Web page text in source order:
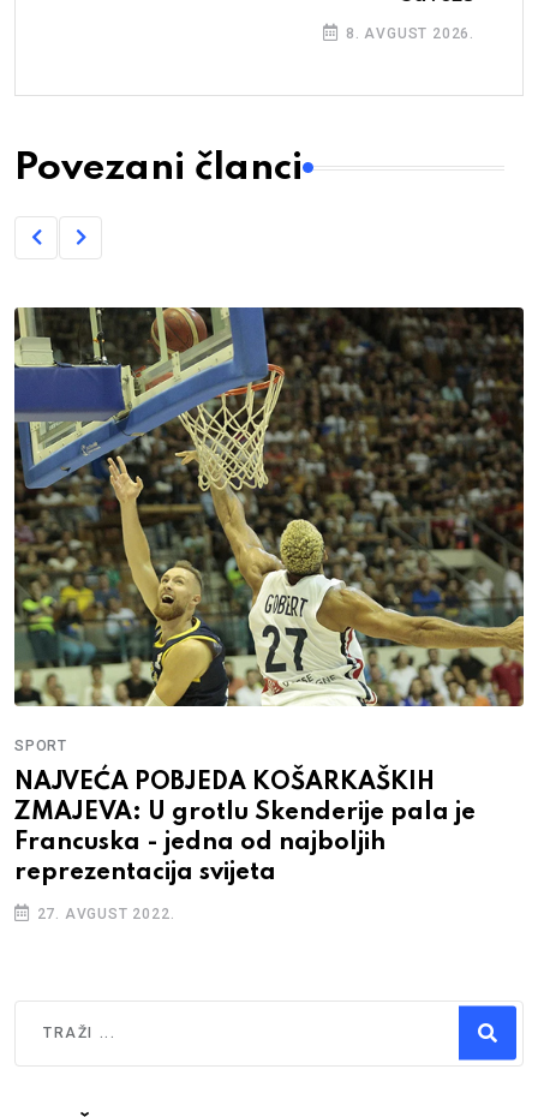
8. AVGUST 2026.
Povezani članci
SPORT
NAJVEĆA POBJEDA KOŠARKAŠKIH
ZMAJEVA: U grotlu Skenderije pala je
Francuska - jedna od najboljih
reprezentacija svijeta
27. AVGUST 2022.
Type 2 or more characters for results.